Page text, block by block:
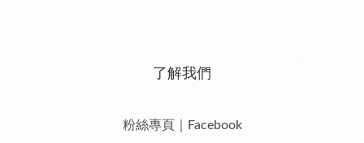
了解我們
粉絲專頁｜Facebook